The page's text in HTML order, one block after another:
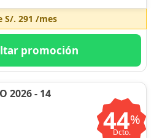
S/. 291 /mes
promoción
2026 - 14
44%
Dcto.